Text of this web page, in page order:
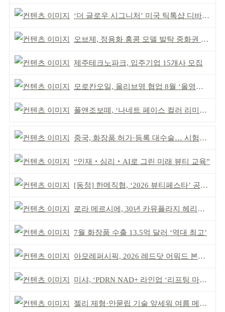
‘더 글로우 시그니처’ 미국 틱톡샵 디바이스 부문 1위
오브제, 정용화 홍콩 모델 발탁 중화권 공략 강화
제주테크노파크, 입주기업 15개사 모집
모로칸오일, 올리브영 협업 8월 ‘올영픽’ 선정
폴앤조보떼, ‘나네트 페이스 컬러 리미티드’ 출시
중국, 화장품 허가·등록 대수술… 시험자료 공용 허용
“인재‧심리‧AI로 그린 미래 뷰티 교육”
[동정] 한메직협, ‘2026 뷰티페스타’ 공동 주최
로라 메르시에, 30년 카뮤플라지 헤리티지 담아
7월 화장품 수출 13.5억 달러 ‘역대 최고’
아모레퍼시픽, 2026 레드닷 어워드 본상 2개 수상
미샤, ‘PDRN NAD+ 라인업 ‘리프팅 마스크’ 출시
젤리 제형·안묻립 기술 앞세워 여름 메이크업 시장 공략